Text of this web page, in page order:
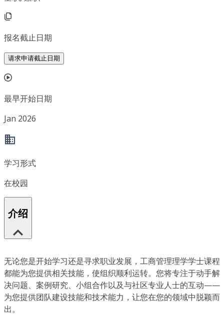
报名截止日期
请求申请截止日期
最早开始日期
Jan 2026
学习形式
在校园
介绍
无论您是开始学习还是寻求职业发展，工商管理理学学士课程
都能为您提供相关技能，使组织顺利运转。您将专注于动手解
决问题、案例研究、小组合作以及与社区专业人士的互动——
为您提供团队建设技能和技术能力，让您在您的领域中脱颖而
出。